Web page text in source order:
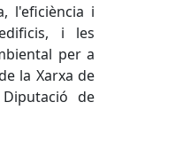
l'eficiència i
i les
per a
la Xarxa de
de